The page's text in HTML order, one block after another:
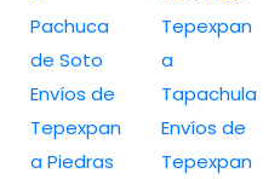
Pachuca
de Soto
Envíos de
Tepexpan
a Piedras
Tepexpan
a
Tapachula
Envíos de
Tepexpan